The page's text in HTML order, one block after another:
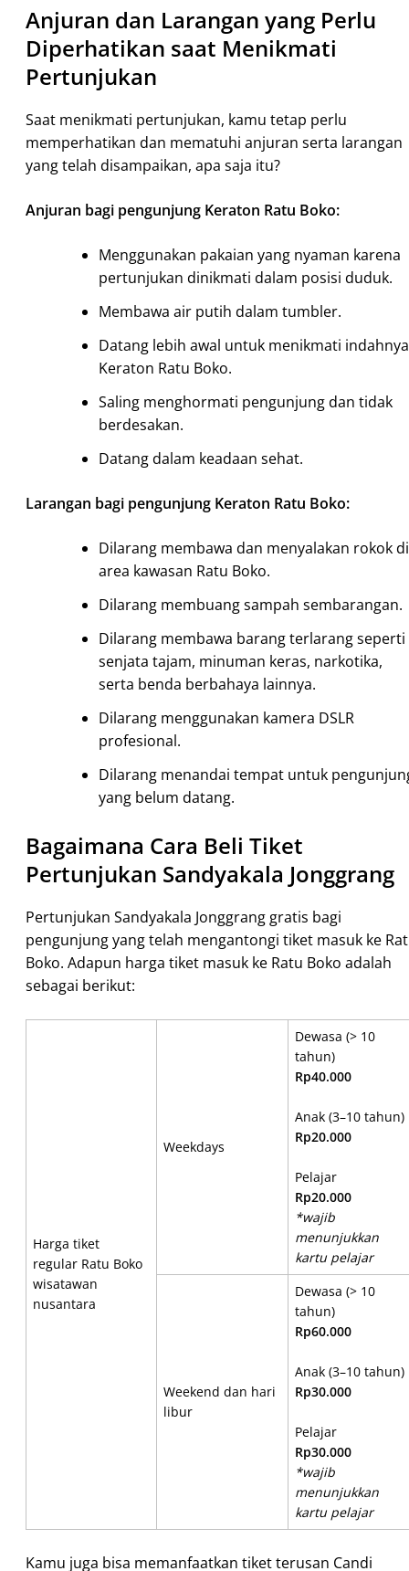
Anjuran dan Larangan yang Perlu
Diperhatikan saat Menikmati
Pertunjukan
Saat menikmati pertunjukan, kamu tetap perlu
memperhatikan dan mematuhi anjuran serta larangan
yang telah disampaikan, apa saja itu?
Anjuran bagi pengunjung Keraton Ratu Boko:
Menggunakan pakaian yang nyaman karena
pertunjukan dinikmati dalam posisi duduk.
Membawa air putih dalam tumbler.
Datang lebih awal untuk menikmati indahnya
Keraton Ratu Boko.
Saling menghormati pengunjung dan tidak
berdesakan.
Datang dalam keadaan sehat.
Larangan bagi pengunjung Keraton Ratu Boko:
Dilarang membawa dan menyalakan rokok di
area kawasan Ratu Boko.
Dilarang membuang sampah sembarangan.
Dilarang membawa barang terlarang seperti
senjata tajam, minuman keras, narkotika,
serta benda berbahaya lainnya.
Dilarang menggunakan kamera DSLR
profesional.
Dilarang menandai tempat untuk
yang belum datang.
Bagaimana Cara Beli Tiket
Pertunjukan Sandyakala Jonggrang
Pertunjukan Sandyakala Jonggrang gratis bagi
pengunjung yang telah mengantongi tiket masuk ke
Boko. Adapun harga tiket masuk ke Ratu Boko adalah
sebagai berikut:
Harga tiket
regular Ratu Boko
wisatawan
nusantara
Weekdays
Dewasa (> 10
tahun)
Rp40.000
Anak (3–10 tahun)
Rp20.000
Pelajar
Rp20.000
*wajib
menunjukkan
kartu pelajar
Weekend dan hari
libur
Dewasa (> 10
tahun)
Rp60.000
Anak (3–10 tahun)
Rp30.000
Pelajar
Rp30.000
*wajib
menunjukkan
kartu pelajar
Kamu juga bisa memanfaatkan tiket terusan Candi